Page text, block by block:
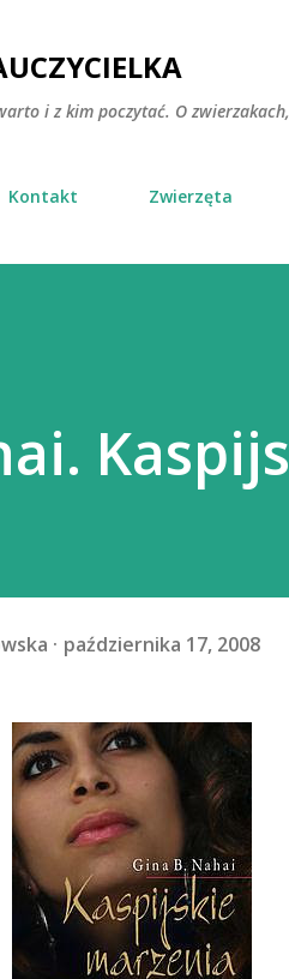
i z kim poczytać. O
Kontakt Zwierzęta
października 17, 2008